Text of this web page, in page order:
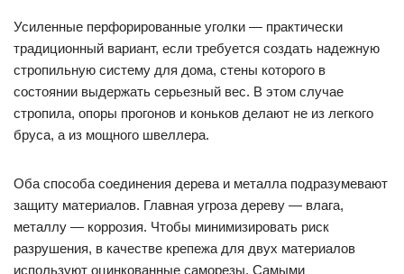
Усиленные перфорированные уголки — практически
традиционный вариант, если требуется создать надежную
стропильную систему для дома, стены которого в
состоянии выдержать серьезный вес. В этом случае
стропила, опоры прогонов и коньков делают не из легкого
бруса, а из мощного швеллера.
Оба способа соединения дерева и металла подразумевают
защиту материалов. Главная угроза дереву — влага,
металлу — коррозия. Чтобы минимизировать риск
разрушения, в качестве крепежа для двух материалов
используют оцинкованные саморезы. Самыми